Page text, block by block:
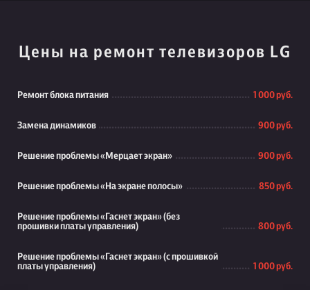
Цены на ремонт телевизоров LG
Ремонт блока питания 1 000 руб.
Замена динамиков 900 руб.
Решение проблемы «Мерцает экран» 900 руб.
Решение проблемы «На экране полосы» 850 руб.
Решение проблемы «Гаснет экран» (без
прошивки платы управления)
800 руб.
Решение проблемы «Гаснет экран» (с прошивкой
платы управления)
1 000 руб.